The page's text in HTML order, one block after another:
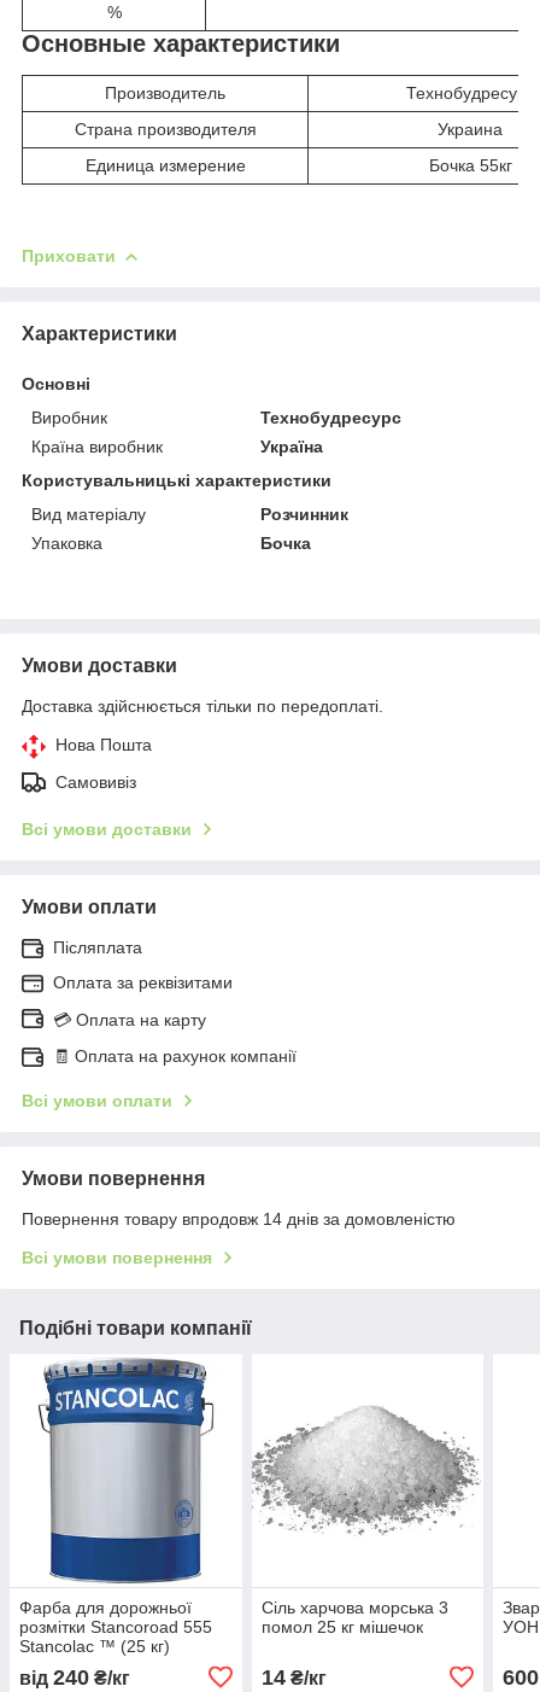
%
Основные характеристики
Производитель
Технобудресурс
Страна производителя
Украина
Единица измерение
Бочка 55кг
Приховати
Характеристики
Основні
Виробник
Технобудресурс
Країна виробник
Україна
Користувальницькі характеристики
Вид матеріалу
Розчинник
Упаковка
Бочка
Умови доставки
Доставка здійснюється тільки по передоплаті.
Нова Пошта
Самовивіз
Всі умови доставки
Умови оплати
Післяплата
Оплата за реквізитами
💳 Оплата на карту
🧾 Оплата на рахунок компанії
Всі умови оплати
Умови повернення
Повернення товару впродовж 14 днів за домовленістю
Всі умови повернення
Подібні товари компанії
Фарба для дорожньої
розмітки Stancoroad 555
Stancolac ™ (25 кг)
від 240 ₴/кг
Сіль харчова морська 3
помол 25 кг мішечок
14₴/кг 600